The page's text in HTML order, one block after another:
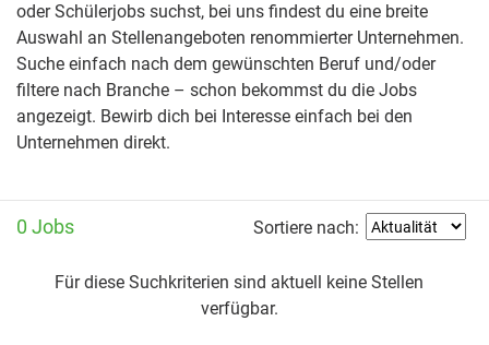
oder Schülerjobs suchst, bei uns findest du eine breite
Auswahl an Stellenangeboten renommierter Unternehmen.
Suche einfach nach dem gewünschten Beruf und/oder
filtere nach Branche – schon bekommst du die Jobs
angezeigt. Bewirb dich bei Interesse einfach bei den
Unternehmen direkt.
0 Jobs Sortiere nach:
Für diese Suchkriterien sind aktuell keine Stellen
verfügbar.